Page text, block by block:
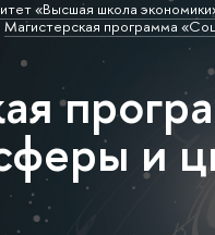
«Высшая школа
Магистерская программа
и